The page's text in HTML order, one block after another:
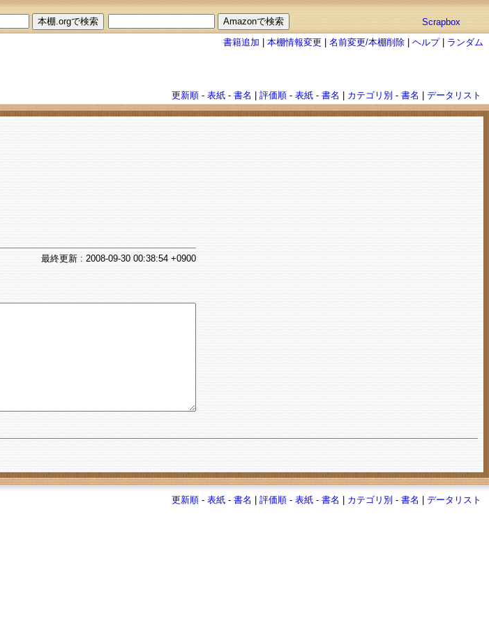
Scrapbox
書籍追加 |本棚情報変更 |名前変更/本棚削除 |ヘルプ| ランダム
更新順 -表紙 -書名 |評価順 -表紙 -書名 カテゴリ別 -書名 |データリスト
最終更新: 2008-09-30 00:38:54 +0900
更新順 -表紙 -書名 |評価順 -表紙 -書名 カテゴリ別 -書名 |データリスト